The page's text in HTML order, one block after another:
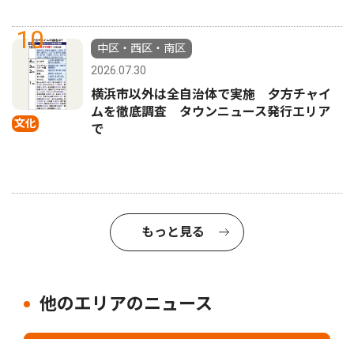
10
文化
中区・西区・南区
2026.07.30
横浜市以外は全自治体で実施 夕方チャイ
ムを徹底調査 タウンニュース発行エリア
で
もっと見る
他のエリアのニュース